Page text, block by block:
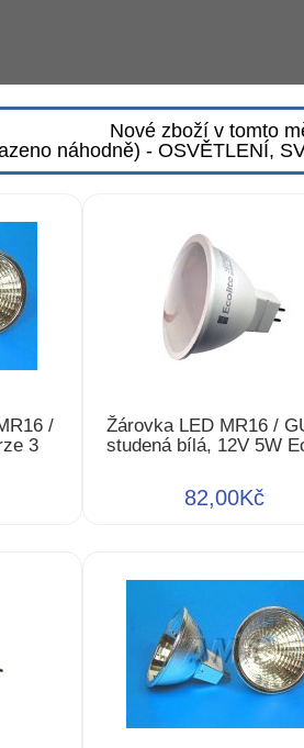
Nové zboží v tomto
náhodně) - OSVĚTLENÍ,
/
3
Žárovka LED MR16 /
studená bílá, 12V 5W
82,00Kč